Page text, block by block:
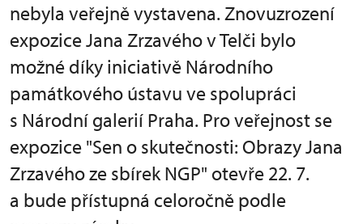
nebyla veřejně vystavena. Znovuzrození
expozice Jana Zrzavého v Telči bylo
možné díky iniciativě Národního
památkového ústavu ve spolupráci
s Národní galerií Praha. Pro veřejnost se
expozice "Sen o skutečnosti: Obrazy Jana
Zrzavého ze sbírek NGP" otevře 22. 7.
a bude přístupná celoročně podle